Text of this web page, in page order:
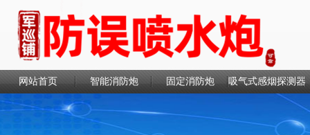
网站首页 智能消防炮 固定消防炮 吸气式感烟探测器
联系我们